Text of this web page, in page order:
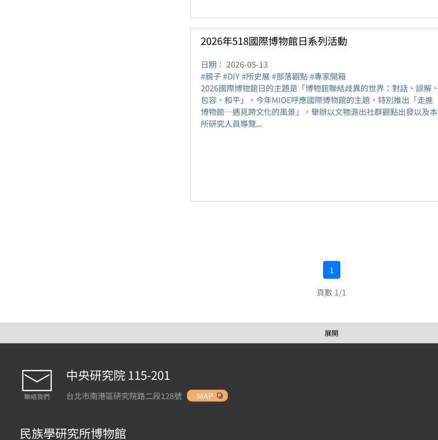
2026年518國際博物館日系列活動
日期： 2026-05-13
#親子 #DIY #所史展 #部落觀點 #專家開箱
2026國際博物館日的主題是「博物館聯結歧異的世界：對話、諒解、
包容、和平」。今年MIOE呼應國際博物館的主題，特別推出「走進
博物館─遇見跨文化的風景」，舉辦以文物源出社群觀點出發以及本
所研究人員導覽...
1
頁數 1/1
展開
聯絡我們
中央研究院 115-201
台北市南港區研究院路二段128號 MAP
民族學研究所博物館